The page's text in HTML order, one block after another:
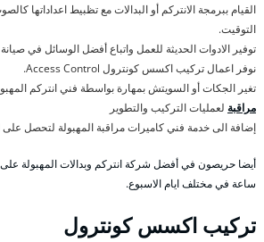
القيام ببرمجة الانتركم أو البدالات مع تظبيط اعداداتها
التوقيت.
توفير الادوات الحديثة للعمل واتباع أفضل الوسائل في صيانة
نوفر اعمال تركيب اكسس كونترول Access Control.
تغير الجكات أو السويتش بمهارة بواسطة فني انتركم
مراقبة لعمليات التركيب والتطوير
إضافة الى خدمة فني كاميرات مراقبة المهبولة لتحصل
ساعة في مختلف ايام الاسبوع.
تركيب اكسس كونترول